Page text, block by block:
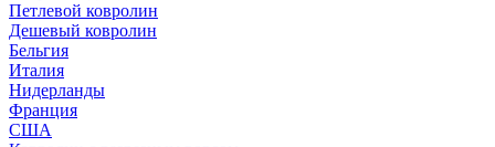
Петлевой ковролин
Дешевый ковролин
Бельгия
Италия
Нидерланды
Франция
США